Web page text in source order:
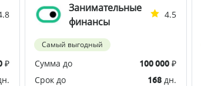
₽
Занимательные
финансы
4.5
Самый выгодный
Сумма до 100 000 ₽
Срок до
168 дн.